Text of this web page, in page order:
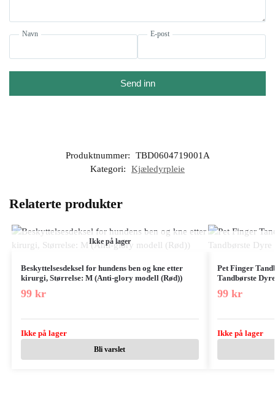
Navn E-post
Send inn
Produktnummer:
TBD0604719001A
Kategori:
Kjæledyrpleie
Relaterte produkter
Ikke på lager
Beskyttelsesdeksel for hundens ben og kne etter
kirurgi, Størrelse: M (Anti-glory modell (Rød))
99 kr
Ikke på lager
Bli varslet
Pet Finger
Tandbørste
99 kr
Ikke på lager